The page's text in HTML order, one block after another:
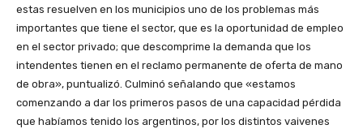
estas resuelven en los municipios uno de los problemas más
importantes que tiene el sector, que es la oportunidad de empleo
en el sector privado; que descomprime la demanda que los
intendentes tienen en el reclamo permanente de oferta de mano
de obra», puntualizó. Culminó señalando que «estamos
comenzando a dar los primeros pasos de una capacidad pérdida
que habíamos tenido los argentinos, por los distintos vaivenes